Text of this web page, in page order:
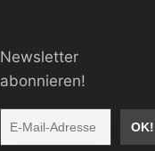
Newsletter
abonnieren!